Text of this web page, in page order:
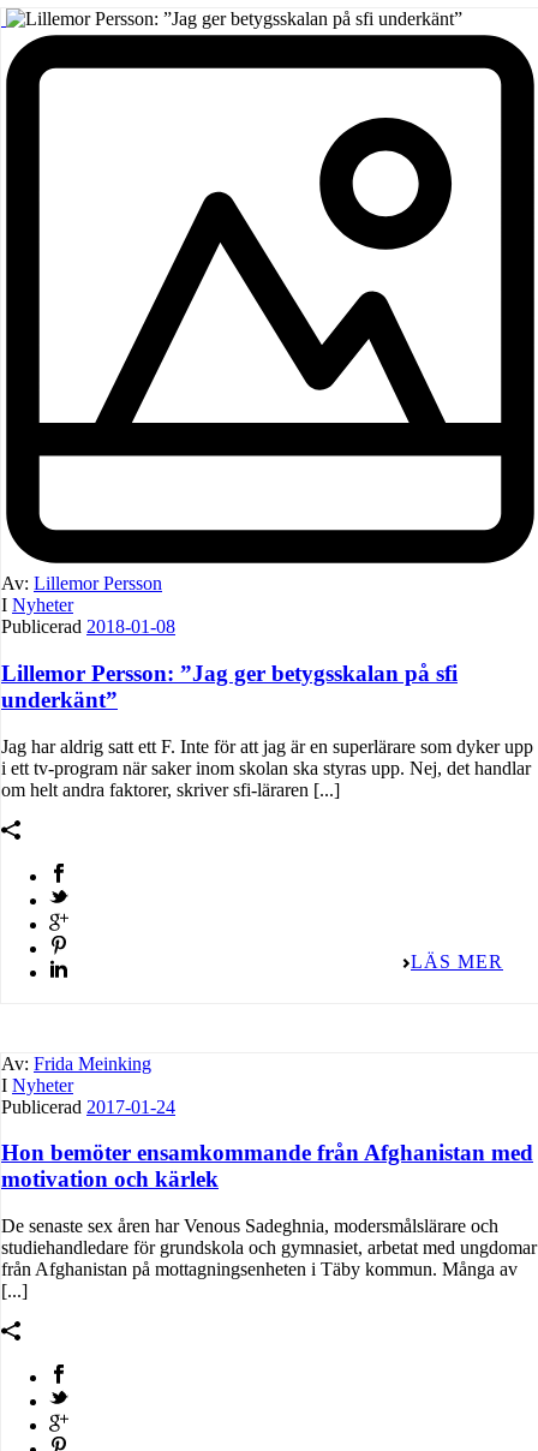
Av: Lillemor Persson
I Nyheter
Publicerad 2018-01-08
Lillemor Persson: ”Jag ger betygsskalan på sfi
underkänt”
Jag har aldrig satt ett F. Inte för att jag är en superlärare som dyker upp
i ett tv-program när saker inom skolan ska styras upp. Nej, det handlar
om helt andra faktorer, skriver sfi-läraren [...]
LÄS MER
Av: Frida Meinking
I Nyheter
Publicerad 2017-01-24
Hon bemöter ensamkommande från Afghanistan med
motivation och kärlek
De senaste sex åren har Venous Sadeghnia, modersmålslärare och
studiehandledare för grundskola och gymnasiet, arbetat med ungdomar
från Afghanistan på mottagningsenheten i Täby kommun. Många av
[...]